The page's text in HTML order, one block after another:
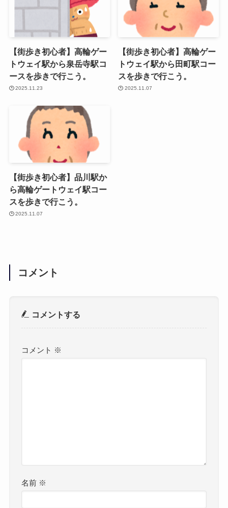
【街歩き初心者】高輪ゲー
トウェイ駅から泉岳寺駅コ
ースを歩きで行こう。
2025.11.23
【街歩き初心者】高輪ゲー
トウェイ駅から田町駅コー
スを歩きで行こう。
2025.11.07
【街歩き初心者】品川駅か
ら高輪ゲートウェイ駅コー
スを歩きで行こう。
2025.11.07
コメント
コメントする
コメント ※
名前 ※